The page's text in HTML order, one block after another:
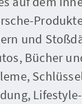
und
Bücher